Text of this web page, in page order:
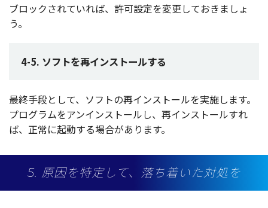
ブロックされていれば、 許可設定を変更しておきましょ
う。
4-5. ソフトを再インストールする
最終手段として、 ソフトの再インストールを実施します。
プログラムをアンインストールし、再インストールすれ
ば、 正常に起動する場合があります。
5. 原因を特定して、落ち着いた対処を